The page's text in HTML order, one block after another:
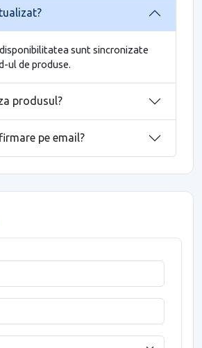
sunt sincronizate
ul de produse.
produsul?
pe email?